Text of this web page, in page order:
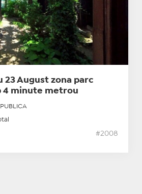
23 August zona parc
4 minute metrou
#2008